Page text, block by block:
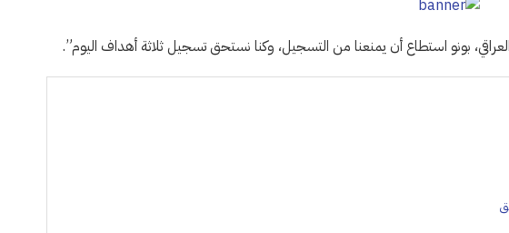
بونو استطاع أن يمنعنا من التسجيل، وكنا نستحق تسجيل ثلاثة أهداف اليوم”.